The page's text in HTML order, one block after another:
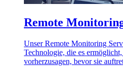
Remote
Unser Remote Monitoring
Technologie, die es
vorherzusagen, bevor sie